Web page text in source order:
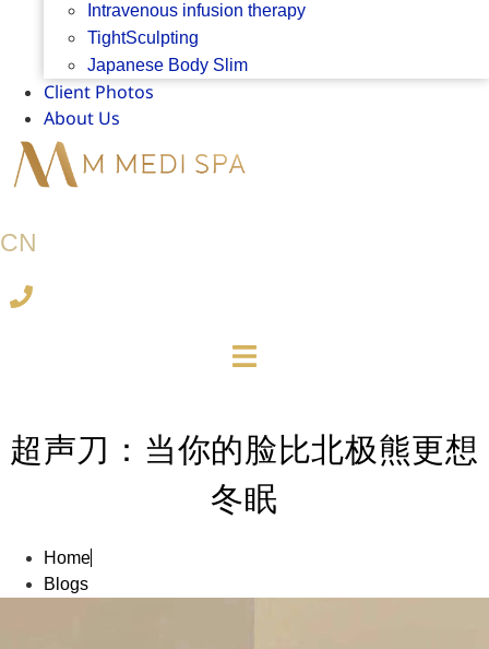
Intravenous infusion therapy
TightSculpting
Japanese Body Slim
Client Photos
About Us
CN
超声刀：当你的脸比北极熊更想
冬眠
Home
Blogs